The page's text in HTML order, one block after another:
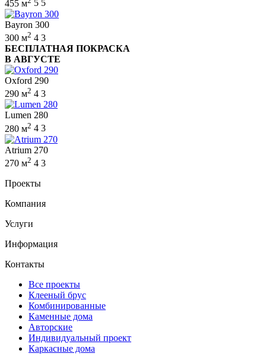
455 м
5 5
Bayron 300
300 м2 4 3
БЕСПЛАТНАЯ ПОКРАСКА
В АВГУСТЕ
Oxford 290
290 м2 4 3
Lumen 280
280 м2 4 3
Atrium 270
270 м2 4 3
Проекты
Компания
Услуги
Информация
Контакты
Все проекты
Клееный брус
Комбинированные
Каменные дома
Авторские
Индивидуальный проект
Каркасные дома